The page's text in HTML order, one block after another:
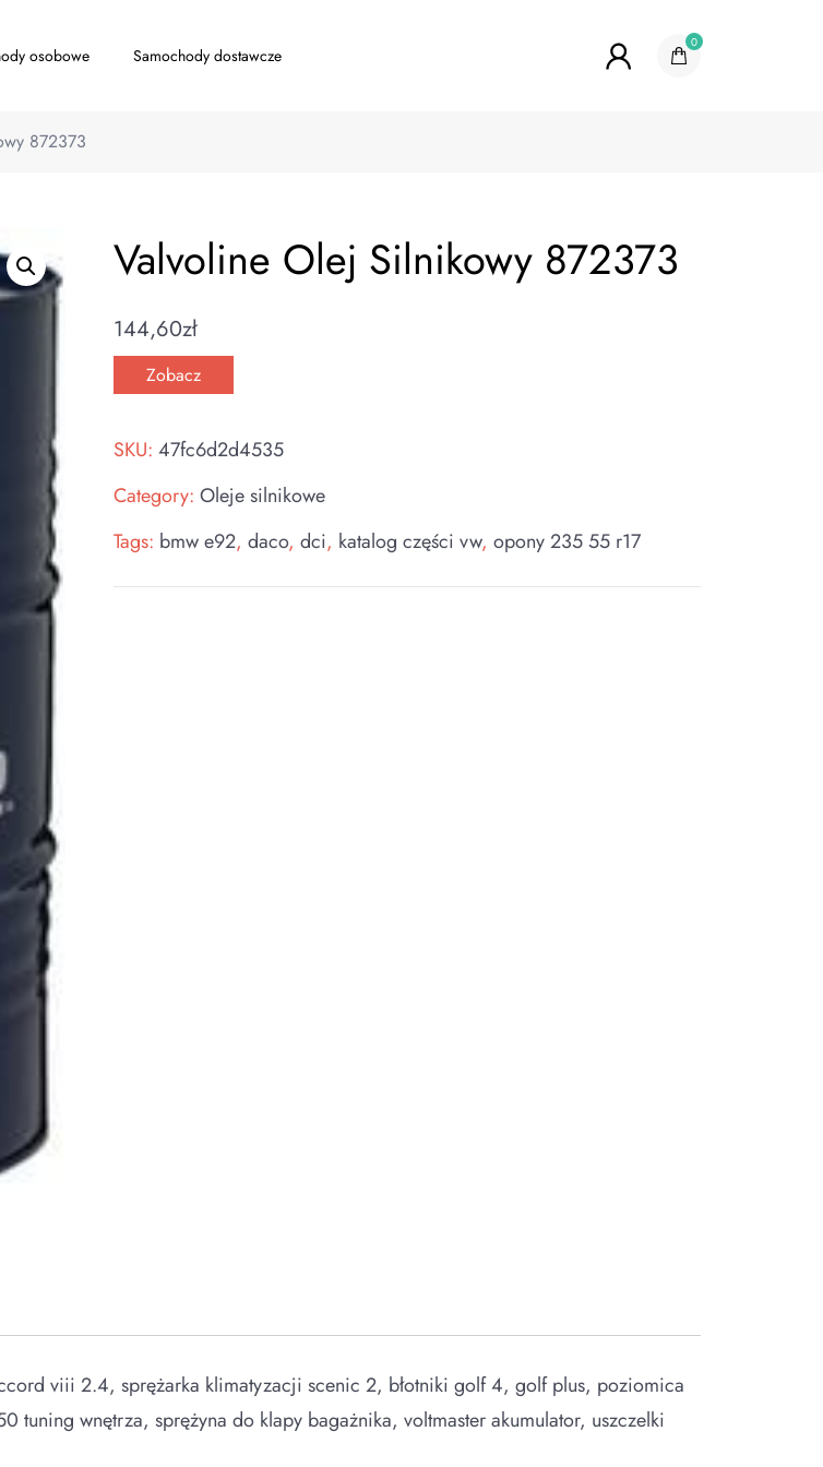
osobowe Samochody dostawcze
0
872373
Valvoline Olej Silnikowy 872373
144,60zł
Zobacz
SKU:47fc6d2d4535
Category:Oleje silnikowe
Tags: bmw e92,daco,dci, katalog części vw,opony 235 55 r17
viii 2.4, sprężarka klimatyzacji scenic 2, błotniki golf 4, golf plus, poziomica
tuning wnętrza, sprężyna do klapy bagażnika, voltmaster akumulator, uszczelki